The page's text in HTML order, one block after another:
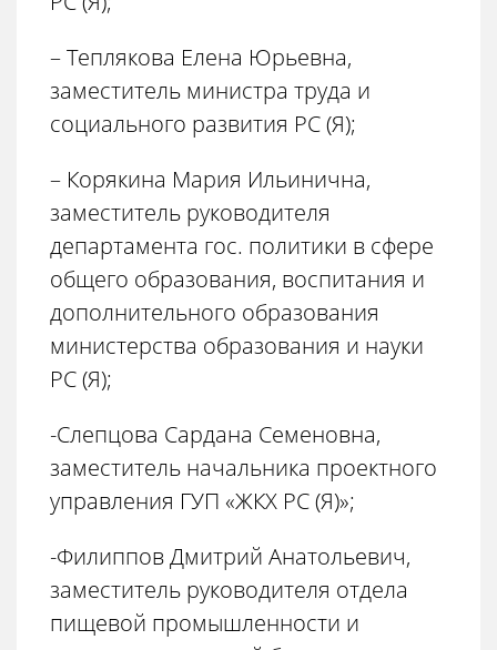
– Теплякова Елена Юрьевна,
заместитель министра труда и
социального развития РС (Я);
– Корякина Мария Ильинична,
заместитель руководителя
департамента гос. политики в сфере
общего образования, воспитания и
дополнительного образования
министерства образования и науки
РС (Я);
-Слепцова Сардана Семеновна,
заместитель начальника проектного
управления ГУП «ЖКХ РС (Я)»;
-Филиппов Дмитрий Анатольевич,
заместитель руководителя отдела
пищевой промышленности и